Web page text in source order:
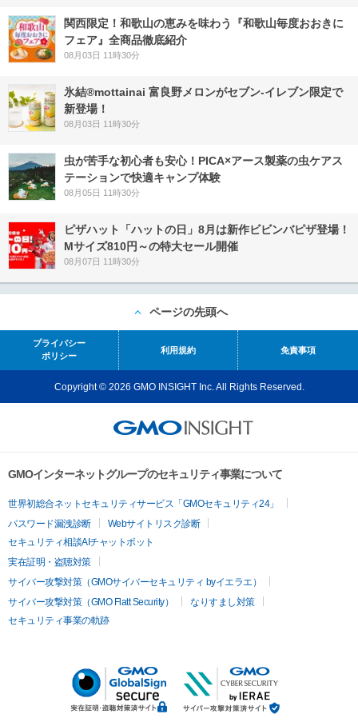
関西限定！和歌山の恵みを味わう『和歌山毎度おおきに
フェア』全商品徹底紹介
08月03日 11時30分
氷結®mottainai 富良野メロンがセブン‐イレブン限定で
新登場！
08月03日 11時30分
虫が苦手な初心者も安心！PICA×アース製薬の虫ケアス
テーションで快適キャンプ体験
08月05日 11時30分
ピザハット「ハットの日」8月は新作ビビンバピザ登場！
Mサイズ810円～の特大セール開催
08月07日 11時30分
ページの先頭へ
プライバシー
ポリシー
利用規約 免責事項
Copyright © 2026 GMO INSIGHT Inc. All Rights Reserved.
GMOインターネットグループのセキュリティ事業について
世界初総合ネットセキュリティサービス「GMOセキュリティ24」
パスワード漏洩診断
Webサイトリスク診断
セキュリティ相談AIチャットボット
実在証明・盗聴対策
サイバー攻撃対策（GMOサイバーセキュリティ byイエラエ）
サイバー攻撃対策（GMO Flatt Security）
なりすまし対策
セキュリティ事業の軌跡